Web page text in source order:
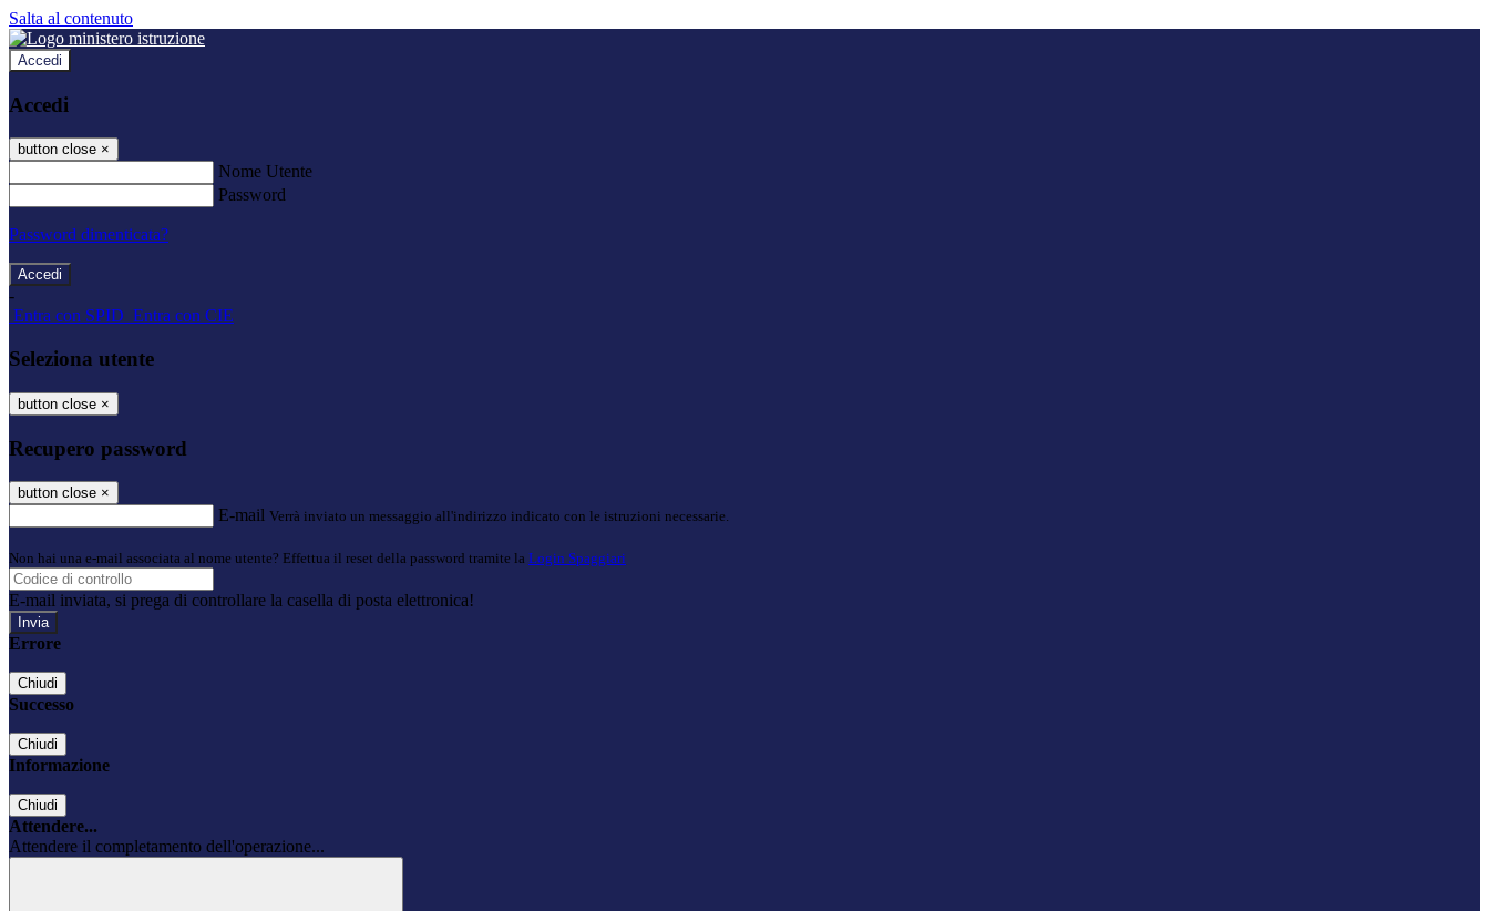
Salta al contenuto
Accedi
Accedi
button close ×
Nome Utente
Password
Password dimenticata?
-
Entra con SPID Entra con CIE
Seleziona utente
button close ×
Recupero password
button close ×
E-mail Verrà inviato un messaggio all'indirizzo indicato con le istruzioni necessarie.
Non hai una e-mail associata al nome utente? Effettua il reset della password tramite la Login Spaggiari
E-mail inviata, si prega di controllare la casella di posta elettronica!
Errore
Chiudi
Successo
Chiudi
Informazione
Chiudi
Attendere...
Attendere il completamento dell'operazione...